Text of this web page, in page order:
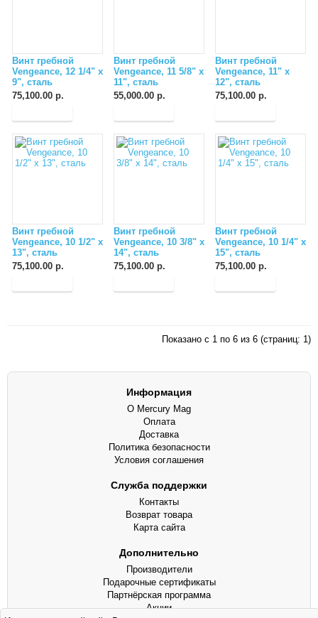
Винт гребной
Vengeance, 12 1/4" x
9", сталь
75,100.00 р.
Винт гребной
Vengeance, 11 5/8" x
11", сталь
55,000.00 р.
Винт гребной
Vengeance, 11" x
12", сталь
75,100.00 р.
Винт гребной
Vengeance, 10 1/2" x
13", сталь
75,100.00 р.
Винт гребной
Vengeance, 10 3/8" x
14", сталь
75,100.00 р.
Винт гребной
Vengeance, 10 1/4" x
15", сталь
75,100.00 р.
Показано с 1 по 6 из 6 (страниц: 1)
Информация
О Mercury Mag
Оплата
Доставка
Политика безопасности
Условия соглашения
Служба поддержки
Контакты
Возврат товара
Карта сайта
Дополнительно
Производители
Подарочные сертификаты
Партнёрская программа
Акции